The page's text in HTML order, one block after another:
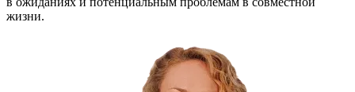
жизни.